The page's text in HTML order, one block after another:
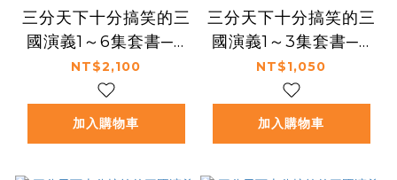
三分天下十分搞笑的三
國演義1～6集套書──
爆笑中學英雄智慧
NT$2,100
加入購物車
三分天下十分搞笑的三
國演義1～3集套書──
爆笑中學英雄智慧
NT$1,050
加入購物車